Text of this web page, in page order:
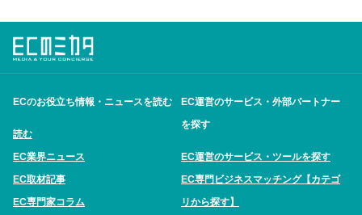
ECのお役立ち情報・ニュースを読む
読む
EC業界ニュース
EC取材記事
EC専門家コラム
EC運営のサービス・外部パートナー
を探す
EC運営のサービス・ツールを探す
EC専門ビジネスマッチング【カテゴ
リから探す】